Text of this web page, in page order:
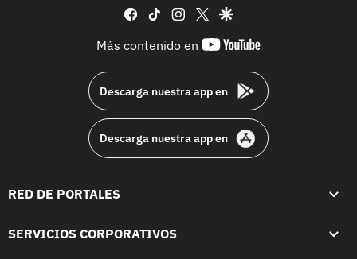
facebook
tiktok instagram
twittergoogle
Más contenido en
youtube-
Descarga nuestra app en
Descarga nuestra app en
RED DE PORTALES
SERVICIOS CORPORATIVOS